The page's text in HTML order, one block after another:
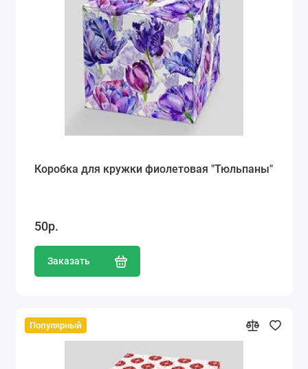
Коробка для кружки фиолетовая "Тюльпаны"
50р.
Заказать
Популярный